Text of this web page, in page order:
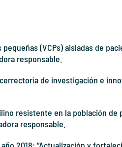
(VCPs) aisladas de
responsable.
de investigación e
resistente en la población de
responsable.